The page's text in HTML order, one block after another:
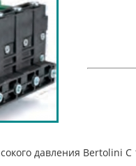
давления Bertolini С